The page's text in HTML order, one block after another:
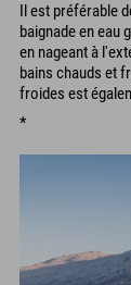
Il est préférable
baignade en eau
en nageant à
bains chauds et
froides est
*